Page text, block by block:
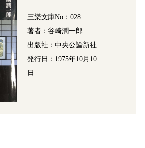
三樂文庫No：028
著者：谷崎潤一郎
出版社：中央公論新社
発行日：1975年10月10
日